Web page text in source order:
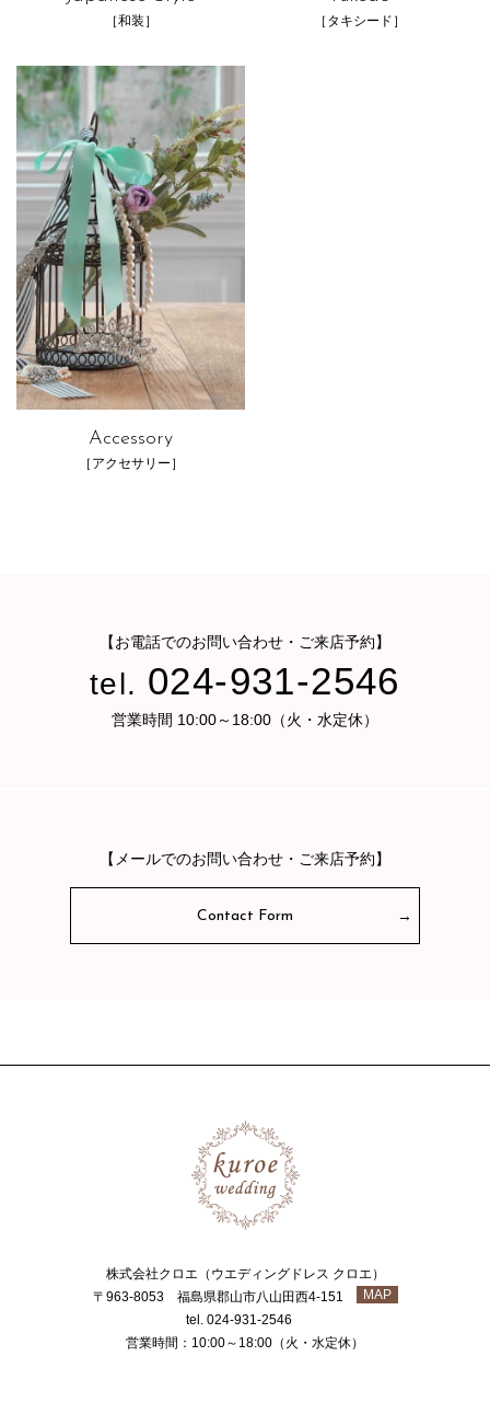
［和装］ ［タキシード］
Accessory
［アクセサリー］
【お電話でのお問い合わせ・ご来店予約】
tel. 024-931-2546
営業時間 10:00～18:00（火・水定休）
【メールでのお問い合わせ・ご来店予約】
Contact Form
株式会社クロエ（ウエディングドレス クロエ）
〒963-8053 福島県郡山市八山田西4-151
MAP
tel. 024-931-2546
営業時間：10:00～18:00（火・水定休）